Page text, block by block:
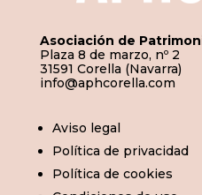
Asociación de
Plaza 8 de marzo, nº 2
31591 Corella (Navarra)
info@aphcorella.com
Aviso legal
Política de privacidad
Política de cookies